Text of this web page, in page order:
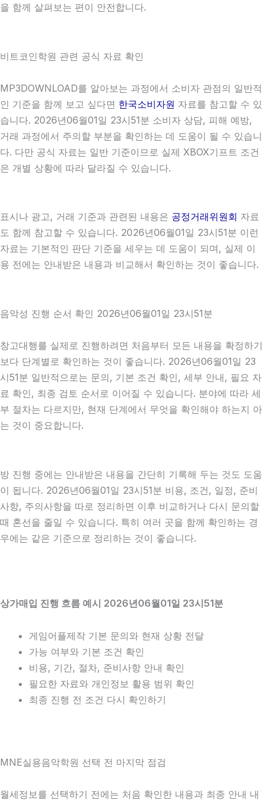
을 함께 살펴보는 편이 안전합니다.
비트코인학원 관련 공식 자료 확인
MP3DOWNLOAD를 알아보는 과정에서 소비자 관점의 일반적
인 기준을 함께 보고 싶다면 한국소비자원 자료를 참고할 수 있
습니다. 2026년06월01일 23시51분 소비자 상담, 피해 예방,
거래 과정에서 주의할 부분을 확인하는 데 도움이 될 수 있습니
다. 다만 공식 자료는 일반 기준이므로 실제 XBOX기프트 조건
은 개별 상황에 따라 달라질 수 있습니다.
표시나 광고, 거래 기준과 관련된 내용은 공정거래위원회 자료
도 함께 참고할 수 있습니다. 2026년06월01일 23시51분 이런
자료는 기본적인 판단 기준을 세우는 데 도움이 되며, 실제 이
용 전에는 안내받은 내용과 비교해서 확인하는 것이 좋습니다.
음악성 진행 순서 확인 2026년06월01일 23시51분
창고대행를 실제로 진행하려면 처음부터 모든 내용을 확정하기
보다 단계별로 확인하는 것이 좋습니다. 2026년06월01일 23
시51분 일반적으로는 문의, 기본 조건 확인, 세부 안내, 필요 자
료 확인, 최종 검토 순서로 이어질 수 있습니다. 분야에 따라 세
부 절차는 다르지만, 현재 단계에서 무엇을 확인해야 하는지 아
는 것이 중요합니다.
방 진행 중에는 안내받은 내용을 간단히 기록해 두는 것도 도움
이 됩니다. 2026년06월01일 23시51분 비용, 조건, 일정, 준비
사항, 주의사항을 따로 정리하면 이후 비교하거나 다시 문의할
때 혼선을 줄일 수 있습니다. 특히 여러 곳을 함께 확인하는 경
우에는 같은 기준으로 정리하는 것이 좋습니다.
상가매입 진행 흐름 예시 2026년06월01일 23시51분
게임어플제작 기본 문의와 현재 상황 전달
가능 여부와 기본 조건 확인
비용, 기간, 절차, 준비사항 안내 확인
필요한 자료와 개인정보 활용 범위 확인
최종 진행 전 조건 다시 확인하기
MNE실용음악학원 선택 전 마지막 점검
월세정보를 선택하기 전에는 처음 확인한 내용과 최종 안내 내